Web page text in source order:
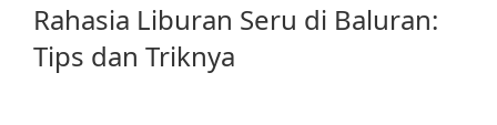
Rahasia Liburan Seru di Baluran:
Tips dan Triknya